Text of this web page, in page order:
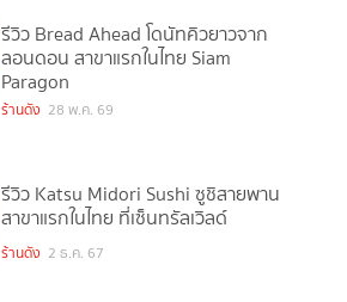
รีวิว Bread Ahead โดนัทคิวยาวจาก
ลอนดอน สาขาแรกในไทย Siam
Paragon
ร้านดัง 28 พ.ค. 69
รีวิว Katsu Midori Sushi ซูชิสายพาน
สาขาแรกในไทย ที่เซ็นทรัลเวิลด์
ร้านดัง 2 ธ.ค. 67